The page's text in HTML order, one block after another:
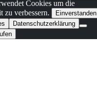
Cookies um die
zu verbessern.
Einverstanden
Datenschutzerklärung